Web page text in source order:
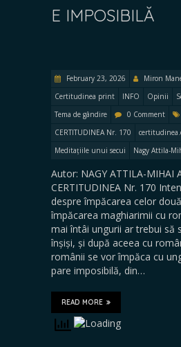
E IMPOSIBILĂ
February 23, 2026 Miron
Certitudinea print
INFO Opinii
Tema de gândire
0 Comment
CERTITUDINEA Nr. 170
Meditațiile unui secui
Nagy Attila-
Autor: NAGY ATTILA-MIHAI
CERTITUDINEA Nr. 170
despre împăcarea celor
împăcarea maghiarimii cu
mai întâi ungurii ar trebui să
înșiși, și după aceea cu
românii se vor împăca cu
pare imposibilă, din…
READ MORE